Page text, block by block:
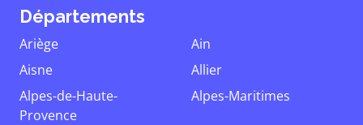
Départements
Ariège
Ain
Aisne
Allier
Alpes-de-Haute-
Provence
Alpes-Maritimes